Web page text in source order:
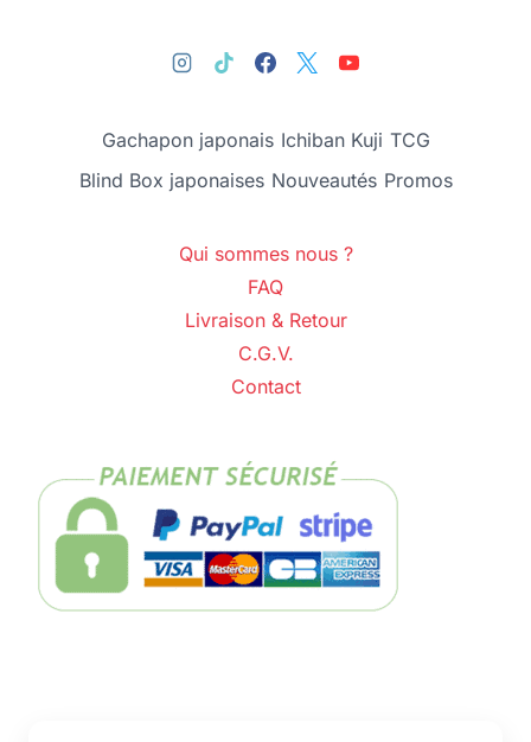
Gachapon japonais Ichiban Kuji TCG
Blind Box japonaises Nouveautés Promos
Qui sommes nous ?
FAQ
Livraison & Retour
C.G.V.
Contact